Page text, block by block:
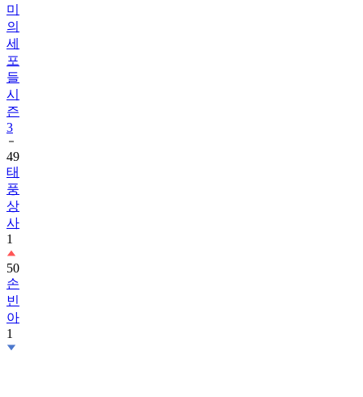
미
의
세
포
들
시
즌
3
49
태
풍
상
사
1
50
손
빈
아
1